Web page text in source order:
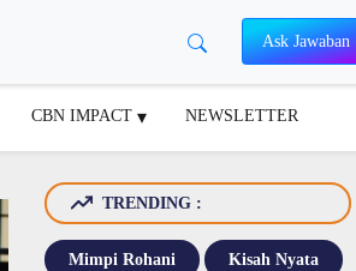
Ask Jawaban
CBN IMPACT NEWSLETTER
TRENDING :
Mimpi Rohani Kisah Nyata